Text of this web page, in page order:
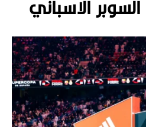
السوبر الاسباني